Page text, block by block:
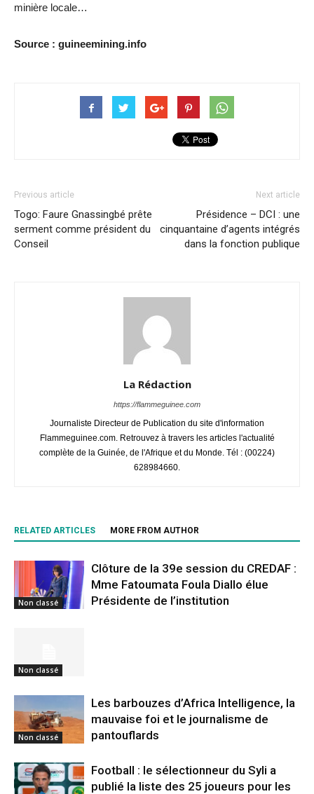
minière locale…
Source : guineemining.info
Previous article
Togo: Faure Gnassingbé prête
serment comme président du
Conseil
Next article
Présidence – DCI : une
cinquantaine d’agents intégrés
dans la fonction publique
La Rédaction
https://flammeguinee.com
Journaliste Directeur de Publication du site d'information
Flammeguinee.com. Retrouvez à travers les articles l'actualité
complète de la Guinée, de l'Afrique et du Monde. Tél : (00224)
628984660.
RELATED ARTICLES MORE FROM AUTHOR
Non classé
Clôture de la 39e session du CREDAF :
Mme Fatoumata Foula Diallo élue
Présidente de l’institution
Non classé
Non classé
Les barbouzes d’Africa Intelligence, la
mauvaise foi et le journalisme de
pantouflards
Football : le sélectionneur du Syli a
publié la liste des 25 joueurs pour les